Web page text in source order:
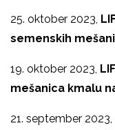
25. oktober 2023,
semenskih
19. oktober 2023,
mešanica kmalu
21. september 2023,